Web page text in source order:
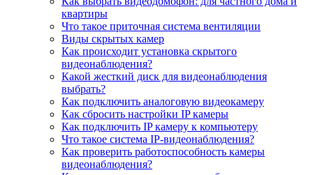
квартиры
Что такое приточная система вентиляции
Виды скрытых камер
Как происходит установка скрытого
видеонаблюдения?
Какой жесткий диск для видеонаблюдения
выбрать?
Как подключить аналоговую видеокамеру
Как сбросить настройки IP камеры
Как подключить IP камеру к компьютеру
Что такое система IP-видеонаблюдения?
Как проверить работоспособность камеры
видеонаблюдения?